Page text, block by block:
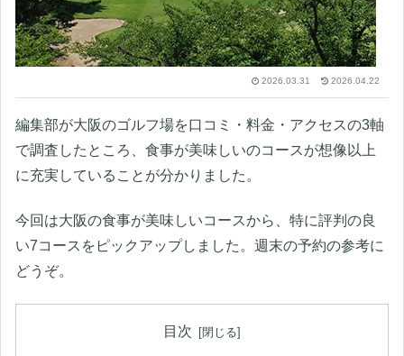
2026.03.31 2026.04.22
編集部が大阪のゴルフ場を口コミ・料金・アクセスの3軸
で調査したところ、食事が美味しいのコースが想像以上
に充実していることが分かりました。
今回は大阪の食事が美味しいコースから、特に評判の良
い7コースをピックアップしました。週末の予約の参考に
どうぞ。
目次